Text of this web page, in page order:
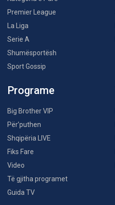
Premier League
La Liga
Serie A
Shumësportësh
Sport Gossip
Programe
Big Brother VIP
Për’puthen
Shqipëria LIVE
Fiks Fare
Video
Të gjitha programet
Guida TV